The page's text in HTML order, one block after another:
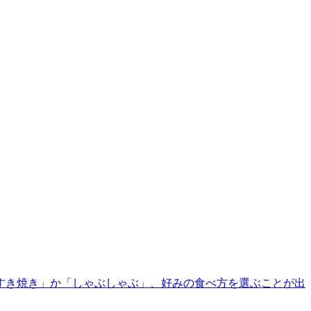
焼き」か「しゃぶしゃぶ」、好みの食べ方を選ぶことが出